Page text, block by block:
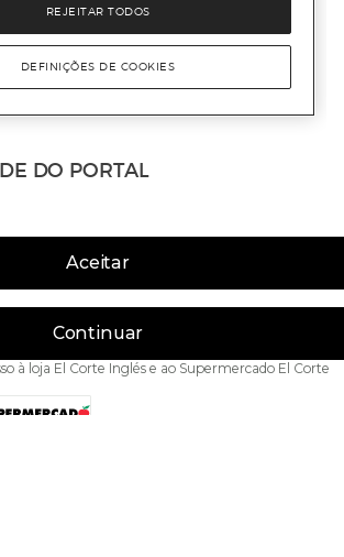
Aceitar
Continuar
à loja El Corte Inglés e ao Supermercado El Corte